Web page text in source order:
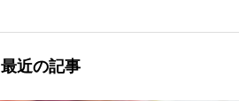
最近の記事